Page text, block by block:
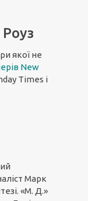
якої не
New
Times і
Марк
«М. Д.»